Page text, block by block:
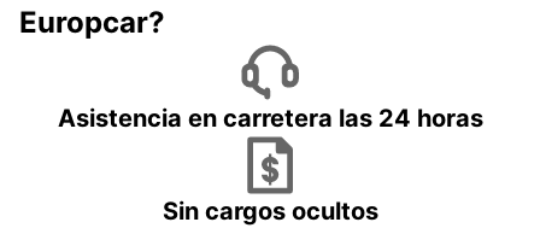
Europcar?
Asistencia en carretera las 24 horas
Sin cargos ocultos